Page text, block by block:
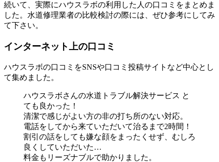
続いて、実際にハウスラボの利用した人の口コミをまとめま
した。水道修理業者の比較検討の際には、ぜひ参考にしてみ
て下さい。
インターネット上の口コミ
ハウスラボの口コミをSNSや口コミ投稿サイトなど中心とし
て集めました。
ハウスラボさんの水道トラブル解決サービス と
ても良かった！
清潔で感じがよい方の非の打ち所のない対応。
電話をしてから来ていただいて治るまで2時間！
割引の話をしても嫌な顔をまったくせず、むしろ
良くしていただいた…
料金もリーズナブルで助かりました。